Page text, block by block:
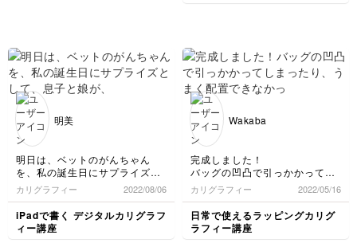
明美
明日は、ベットのがんちゃん
を、私の誕生日にサプライズと
して、
息子と娘が、我が家にお迎えし
てくれた日です。
すっかり家族の一員のがんちゃ
は6歳になりました。
カリグラフィー 2022/08/06
iPadで書く デジタルカリグラフ
ィー講座
Wakaba
完成しました！
バッグの凹凸で引っかかってし
まったり、うまく配置できなか
ったりで難しかったです💦改善
点はありますが、こうして書い
て、物を中に入れてリボンをか
けるだけで、特別感が出て可愛
カリグラフィー 2022/05/16
日常で使えるラッピングカリグ
ラフィー講座